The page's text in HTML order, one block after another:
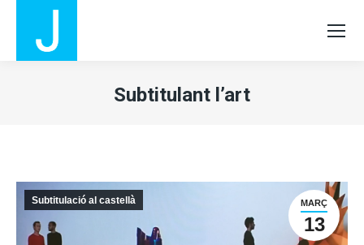
Subtitulant l’art
MARÇ
13
Subtitulació al castellà